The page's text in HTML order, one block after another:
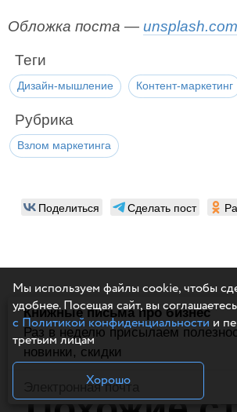
Обложка поста — unsplash.com
Теги
Дизайн-мышление Контент-маркетинг
Рубрика
Взлом маркетинга
Книжные письма про бизнес
Раз в неделю присылаем
новинки, скидки
Поделиться Сделать пост
Написать комментарий
Мы используем файлы cookie, чтобы
удобнее. Посещая сайт, вы соглашаетесь
с Политикой конфиденциальности и
третьим лицам
Хорошо